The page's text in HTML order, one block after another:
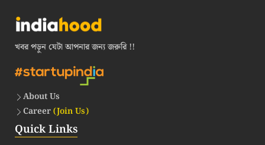
খবর পড়ুন যেটা আপনার জন্য জরুরি !!
About Us
Career(Join Us)
Quick Links